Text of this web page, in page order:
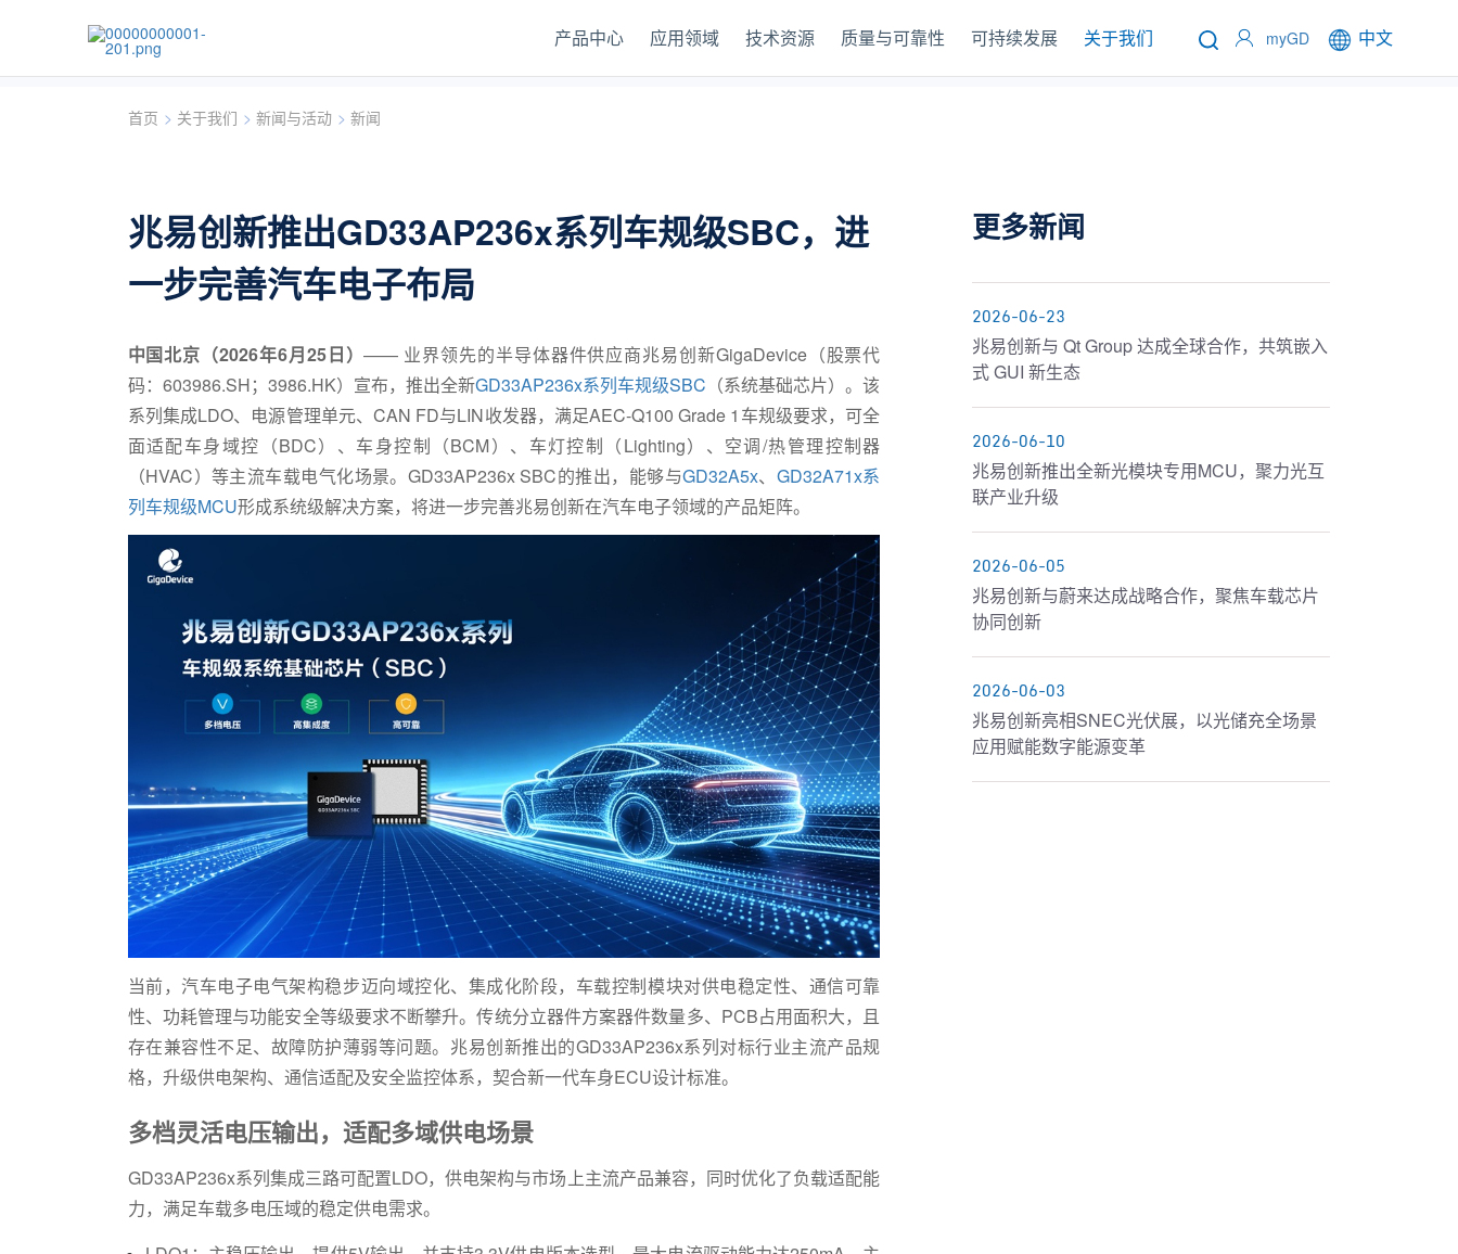
产品中心 应用领域 技术资源 质量与可靠性 可持续发展 关于我们 myGD 中文
首页 > 关于我们 > 新闻与活动 > 新闻
兆易创新推出GD33AP236x系列车规级SBC，进
一步完善汽车电子布局
中国北京（2026年6月25日）—— 业界领先的半导体器件供应商兆易创新GigaDevice（股票代
码：603986.SH；3986.HK）宣布，推出全新GD33AP236x系列车规级SBC （系统基础芯片）。该
系列集成LDO、电源管理单元、CAN FD与LIN收发器，满足AEC-Q100 Grade 1车规级要求，可全
面适配车身域控（BDC）、车身控制（BCM）、车灯控制（Lighting）、空调/热管理控制器
（HVAC）等主流车载电气化场景。GD33AP236x SBC的推出，能够与GD32A5x、 GD32A71x系
列车规级MCU形成系统级解决方案，将进一步完善兆易创新在汽车电子领域的产品矩阵。
当前，汽车电子电气架构稳步迈向域控化、集成化阶段，车载控制模块对供电稳定性、通信可靠
性、功耗管理与功能安全等级要求不断攀升。传统分立器件方案器件数量多、PCB占用面积大，且
存在兼容性不足、故障防护薄弱等问题。兆易创新推出的GD33AP236x系列对标行业主流产品规
格，升级供电架构、通信适配及安全监控体系，契合新一代车身ECU设计标准。
多档灵活电压输出，适配多域供电场景
GD33AP236x系列集成三路可配置LDO，供电架构与市场上主流产品兼容，同时优化了负载适配能
力，满足车载多电压域的稳定供电需求。
更多新闻
2026-06-23
兆易创新与 Qt Group 达成全球合作，共筑嵌入
式 GUI 新生态
2026-06-10
兆易创新推出全新光模块专用MCU，聚力光互
联产业升级
2026-06-05
兆易创新与蔚来达成战略合作，聚焦车载芯片
协同创新
2026-06-03
兆易创新亮相SNEC光伏展，以光储充全场景
应用赋能数字能源变革